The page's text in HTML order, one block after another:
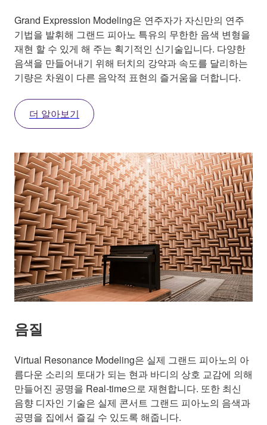
Grand Expression Modeling은 연주자가 자신만의 연주
기법을 발휘해 그랜드 피아노 특유의 무한한 음색 변형을
재현 할 수 있게 해 주는 획기적인 신기술입니다. 다양한
음색을 만들어내기 위해 터치의 강약과 속도를 달리하는
기량은 차원이 다른 음악적 표현의 즐거움을 더합니다.
더 알아보기
음질
Virtual Resonance Modeling은 실제 그랜드 피아노의 아
름다운 소리의 토대가 되는 현과 바디의 상호 교감에 의해
만들어진 공명을 Real-time으로 재현합니다. 또한 최신
음향 디자인 기술은 실제 콘서트 그랜드 피아노의 음색과
공명을 집에서 즐길 수 있도록 해줍니다.